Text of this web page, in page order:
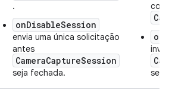
.
onDisableSession
envia uma única solicitação
antes
CameraCaptureSession
seja fechada. seja